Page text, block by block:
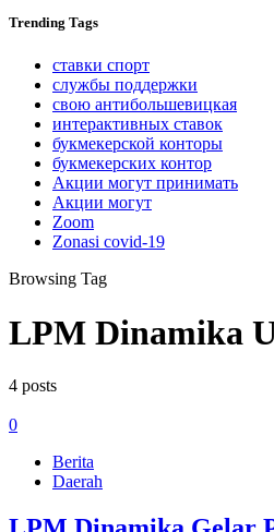
Trending Tags
ставки спорт
службы поддержки
свою антибольшевицкая
интерактивных ставок
букмекерской конторы
букмекерских контор
Акции могут принимать
Акции могут
Zoom
Zonasi covid-19
Browsing Tag
LPM Dinamika
4 posts
0
Berita
Daerah